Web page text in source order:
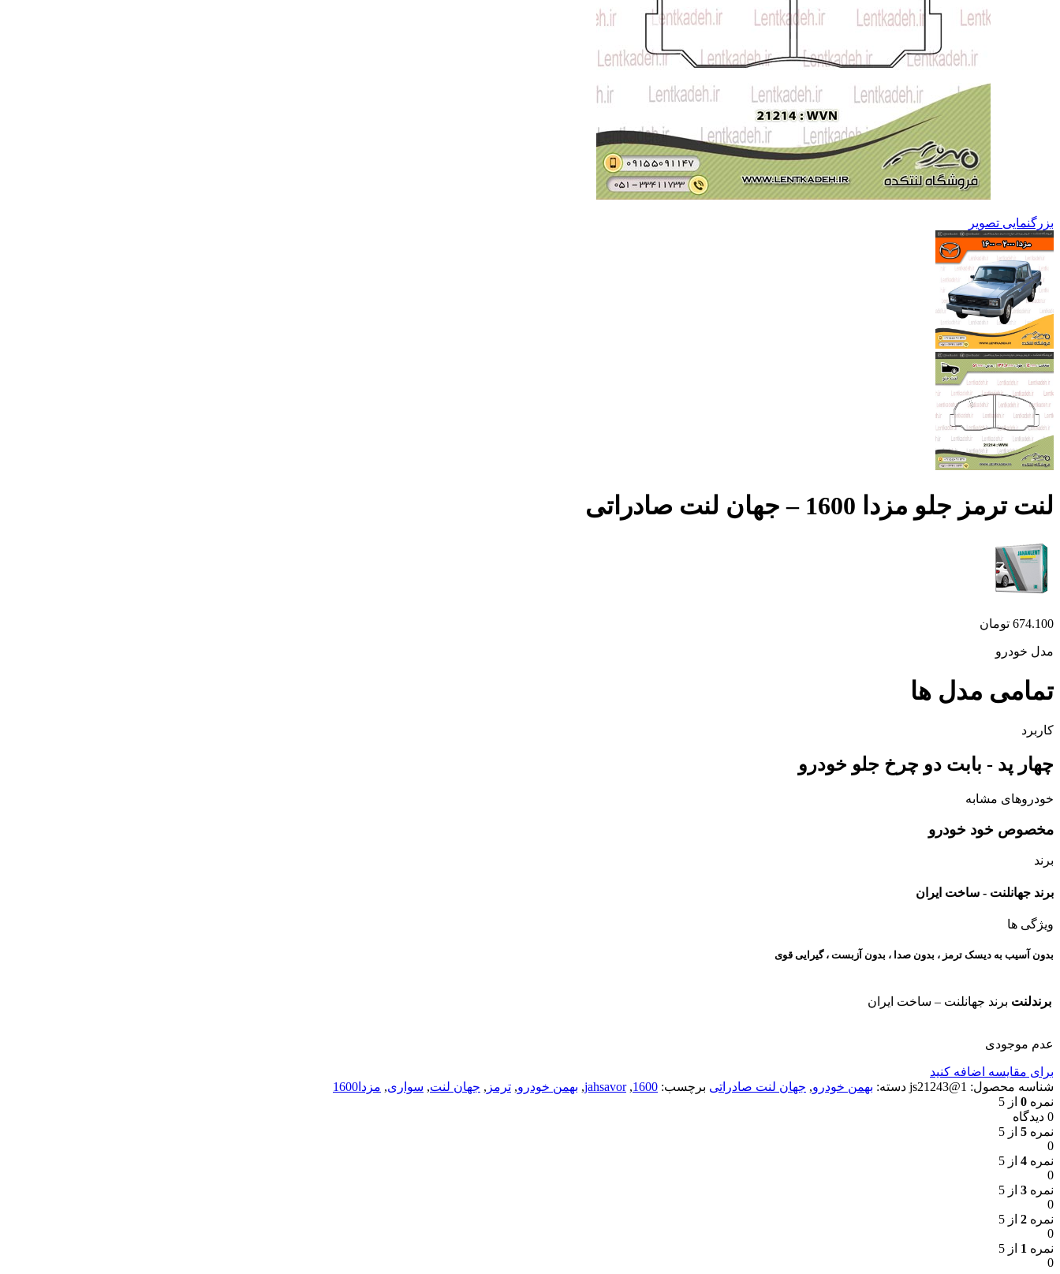
بزرگنمایی تصویر
لنت ترمز جلو مزدا 1600 – جهان لنت صادراتی
674.100 تومان
مدل خودرو
تمامی مدل ها
کاربرد
چهار پد - بابت دو چرخ جلو خودرو
خودروهای مشابه
مخصوص خود خودرو
برند
برند جهانلنت - ساخت ایران
ویژگی ها
بدون آسیب به دیسک ترمز ، بدون صدا ، بدون آزبست ، گیرایی قوی​
برندلنت برند جهانلنت – ساخت ایران
عدم موجودی
برای مقایسه اضافه کنید
شناسه محصول: 1@js21243 دسته: بهمن خودرو, جهان لنت صادراتی برچسب: 1600
,
jahsavor
, بهمن خودرو, ترمز , جهان لنت, سواری, مزدا1600
نمره 0 از 5
0 دیدگاه
نمره 5 از 5
0
نمره 4 از 5
0
نمره 3 از 5
0
نمره 2 از 5
0
نمره 1 از 5
0